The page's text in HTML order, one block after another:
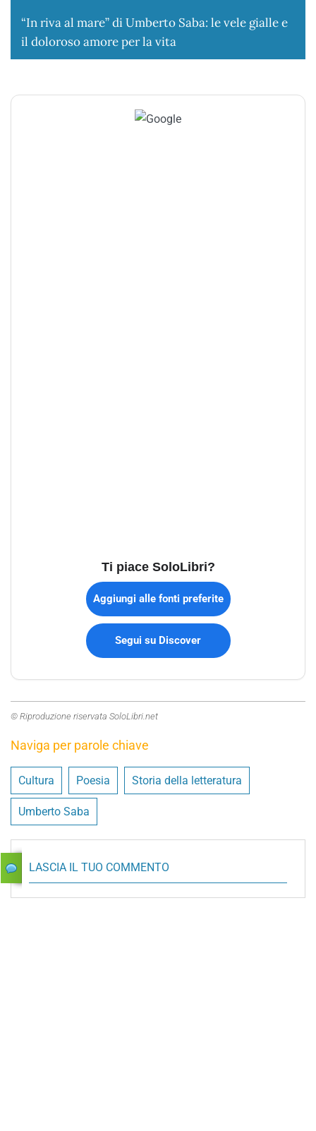
“In riva al mare” di Umberto Saba: le vele gialle e
il doloroso amore per la vita
Ti piace SoloLibri?
Aggiungi alle fonti preferite
Segui su Discover
© Riproduzione riservata SoloLibri.net
Naviga per parole chiave
Cultura Poesia Storia della letteratura
Umberto Saba
LASCIA IL TUO COMMENTO